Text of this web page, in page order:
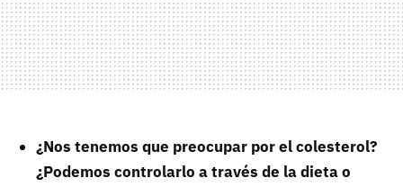
¿Nos tenemos que preocupar por el colesterol?
¿Podemos controlarlo a través de la dieta o